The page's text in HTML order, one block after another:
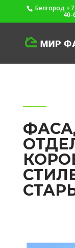
Белгород
40-